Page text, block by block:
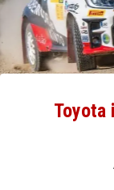
Toyota